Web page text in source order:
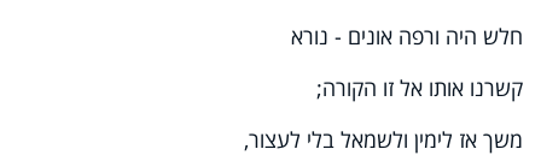
חלש היה ורפה אונים - נורא
קשרנו אותו אל זו הקורה;
משך אז לימין ולשמאל בלי לעצור,